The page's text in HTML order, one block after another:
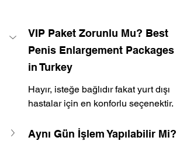
VIP Paket Zorunlu Mu? Best
Penis Enlargement Packages
in Turkey
Hayır, isteğe bağlıdır fakat yurt dışı
hastalar için en konforlu seçenektir.
Aynı Gün İşlem Yapılabilir Mi?